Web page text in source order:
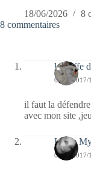
18/06/2026
8
8 commentaires
la griffe
02/02/2017/
il faut la défendre
avec mon site
Laure
09/01/2017/